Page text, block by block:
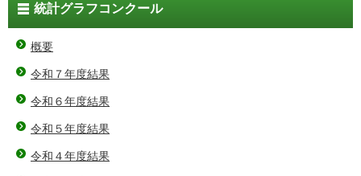
統計グラフコンクール
概要
令和７年度結果
令和６年度結果
令和５年度結果
令和４年度結果